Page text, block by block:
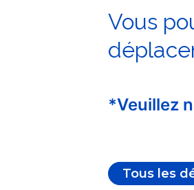
Vous
*Veuillez
Tous les